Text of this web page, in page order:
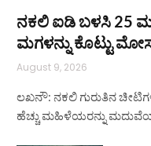
ನಕಲಿ ಐಡಿ ಬಳಸಿ 25
ಮಗಳನ್ನು ಕೊಟ್ಟು
August 9, 2026
ಲಖನೌ: ನಕಲಿ ಗುರುತಿನ
ಹೆಚ್ಚು ಮಹಿಳೆಯರನ್ನು